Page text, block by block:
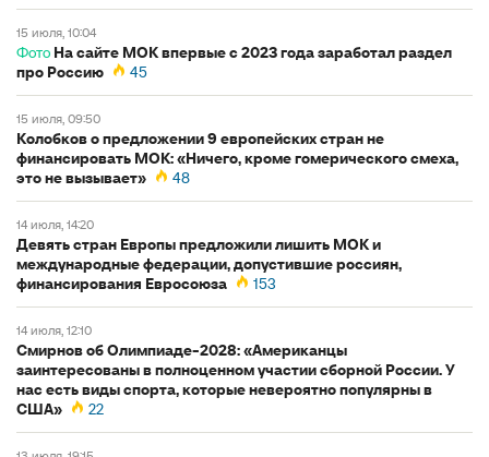
15 июля, 10:04
Фото На сайте МОК впервые с 2023 года заработал раздел
про Россию
45
15 июля, 09:50
Колобков о предложении 9 европейских стран не
финансировать МОК: «Ничего, кроме гомерического смеха,
это не вызывает»
48
14 июля, 14:20
Девять стран Европы предложили лишить МОК и
международные федерации, допустившие россиян,
финансирования Евросоюза
153
14 июля, 12:10
Смирнов об Олимпиаде-2028: «Американцы
заинтересованы в полноценном участии сборной России. У
нас есть виды спорта, которые невероятно популярны в
США»
22